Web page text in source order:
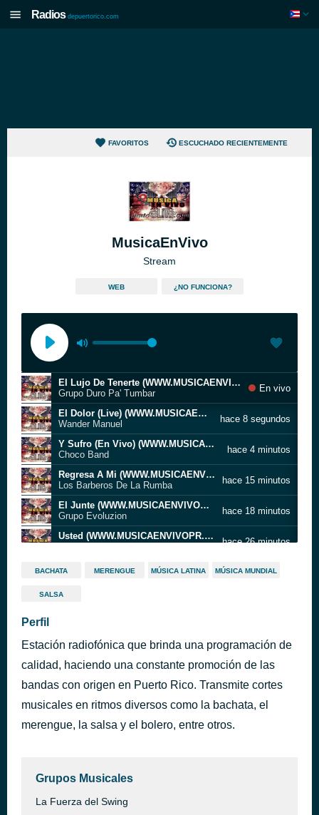
Radios depuertorico.com
FAVORITOS ESCUCHADO RECIENTEMENTE
MusicaEnVivo
Stream
WEB ¿NO FUNCIONA?
El Lujo De Tenerte (WWW.MUSICAENVIVOPR.COM)
Grupo Duro Pa' Tumbar
En vivo
El Dolor (Live) (WWW.MUSICAENVIVOPR.COM)
Wander Manuel
hace 8 segundos
Y Sufro (En Vivo) (WWW.MUSICAENVIVOPR.COM)
Choco Band
hace 4 minutos
Regresa A Mi (WWW.MUSICAENVIVOPR.COM)
Los Barberos De La Rumba
hace 15 minutos
El Junte (WWW.MUSICAENVIVOPR.COM)
Grupo Evoluzion
hace 18 minutos
Usted (WWW.MUSICAENVIVOPR.COM)
hace 26 minutos
Mix Monchy Y Alexandra (WWW.MUSICAENVIVOPR.COM)
hace 32 minutos
Grupo Azote
Rumba Caliente
Del Alma
hace 50 minutos
BACHATA MERENGUE MÚSICA LATINA MÚSICA MUNDIAL
SALSA
Perfil
Estación radiofónica que brinda una programación de
calidad, haciendo una constante promoción de las
bandas con origen en Puerto Rico. Transmite cortes
musicales en ritmos diversos como la bachata, el
merengue, la salsa y el bolero, entre otros.
Grupos Musicales
La Fuerza del Swing